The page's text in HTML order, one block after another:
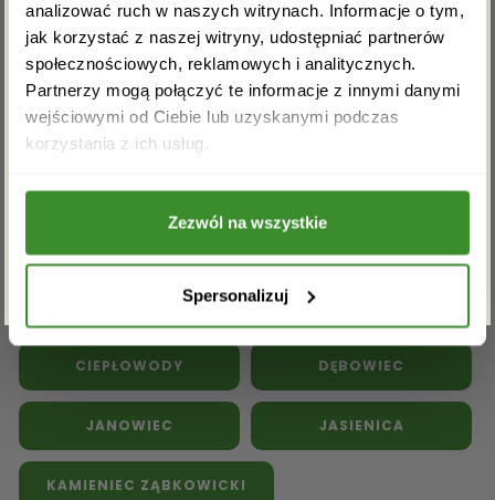
analizować ruch w naszych witrynach. Informacje o tym,
jak korzystać z naszej witryny, udostępniać partnerów
społecznościowych, reklamowych i analitycznych.
Partnerzy mogą połączyć te informacje z innymi danymi
wejściowymi od Ciebie lub uzyskanymi podczas
korzystania z ich usług.
Zezwól na wszystkie
Spersonalizuj
Kwiaty doniczkowe Kwiaty na pogrzeb
Inne kwiaciarnie w powiecie
ząbkowickim:
CIEPŁOWODY DĘBOWIEC
JANOWIEC JASIENICA
KAMIENIEC ZĄBKOWICKI
Akceptuję regulamin i wyrażam zgodę na
przetwarzanie powyższych danych osobowych
ZAPISZ SIĘ